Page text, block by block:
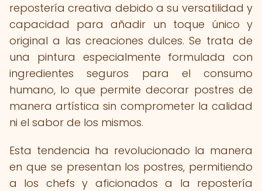
repostería creativa debido a su versatilidad y
capacidad para añadir un toque único y
original a las creaciones dulces. Se trata de
una pintura especialmente formulada con
ingredientes seguros para el consumo
humano, lo que permite decorar postres de
manera artística sin comprometer la calidad
ni el sabor de los mismos.
Esta tendencia ha revolucionado la manera
en que se presentan los postres, permitiendo
a los chefs y aficionados a la repostería